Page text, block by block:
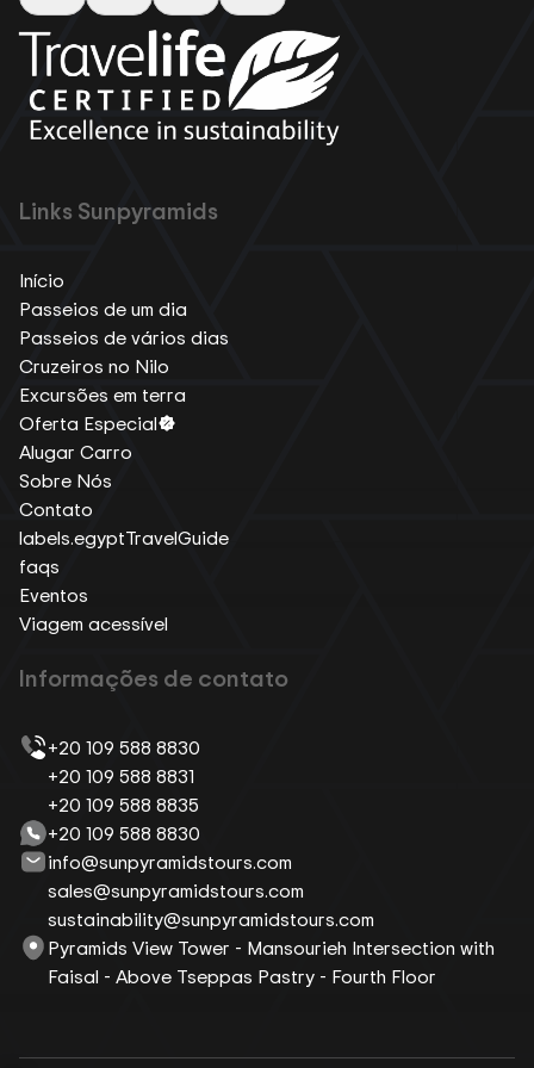
Links Sunpyramids
Início
Passeios de um dia
Passeios de vários dias
Cruzeiros no Nilo
Excursões em terra
Oferta Especial
Alugar Carro
Sobre Nós
Contato
labels.egyptTravelGuide
faqs
Eventos
Viagem acessível
Informações de contato
+20 109 588 8830
+20 109 588 8831
+20 109 588 8835
+20 109 588 8830
info@sunpyramidstours.com
sales@sunpyramidstours.com
sustainability@sunpyramidstours.com
Pyramids View Tower - Mansourieh Intersection with
Faisal - Above Tseppas Pastry - Fourth Floor